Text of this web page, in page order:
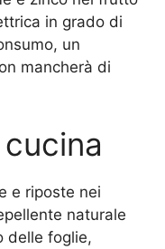
in grado di
un
mancherà di
e riposte nei
naturale
delle foglie,